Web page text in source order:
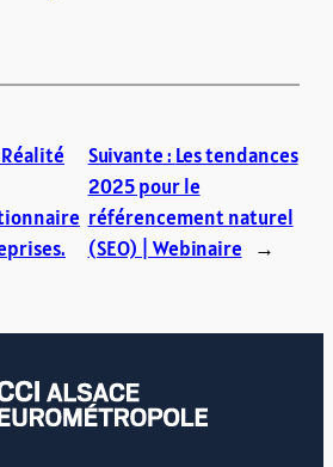
Réalité
Suivante : Les tendances
2025 pour le
référencement naturel
(SEO) | Webinaire
→